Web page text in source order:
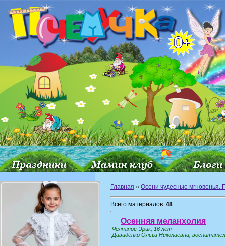
Главная » Осени чудесные мгновенья.
Всего материалов: 48
Осенняя меланхолия
Челпанов Эрик, 16 лет
Давиденко Ольга Николаевна,